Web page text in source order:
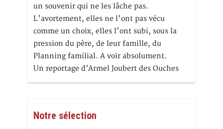
un souvenir qui ne les lâche pas.
L'avortement, elles ne l'ont pas vécu
comme un choix, elles l'ont subi, sous la
pression du père, de leur famille, du
Planning familial. A voir absolument.
Un reportage d’Armel Joubert des Ouches
Notre sélection